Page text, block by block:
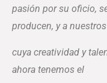
pasión por su oficio,
producen, y a
cuya creatividad y
ahora tenemos el